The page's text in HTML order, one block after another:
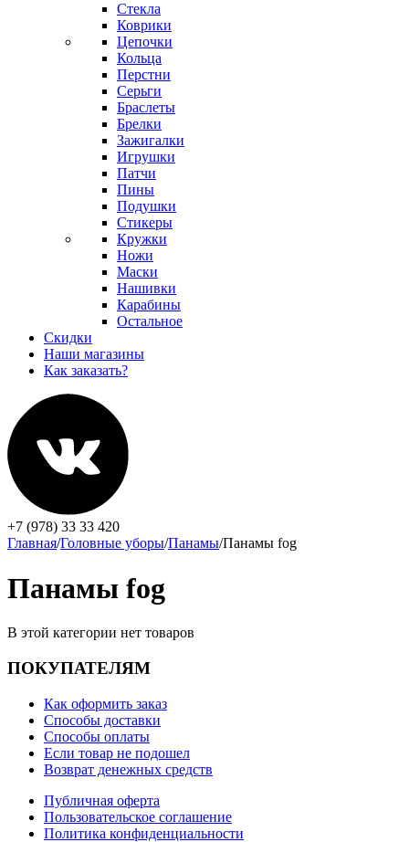
Стекла
Коврики
Цепочки
Кольца
Перстни
Серьги
Браслеты
Брелки
Зажигалки
Игрушки
Патчи
Пины
Подушки
Стикеры
Кружки
Ножи
Маски
Нашивки
Карабины
Остальное
Скидки
Наши магазины
Как заказать?
+7 (978) 33 33 420
Главная/Головные уборы/Панамы/Панамы fog
Панамы fog
В этой категории нет товаров
ПОКУПАТЕЛЯМ
Как оформить заказ
Способы доставки
Способы оплаты
Если товар не подошел
Возврат денежных средств
Публичная оферта
Пользовательское соглашение
Политика конфиденциальности